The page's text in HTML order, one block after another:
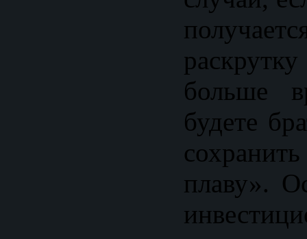
больше
будете
плаву».